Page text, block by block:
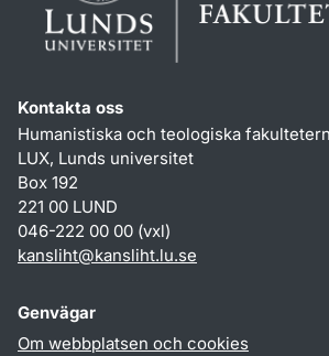
Kontakta oss
Humanistiska och teologiska
LUX, Lunds universitet
Box 192
221 00 LUND
046-222 00 00 (vxl)
kansliht@kansliht.lu.se
Genvägar
Om webbplatsen och cookies